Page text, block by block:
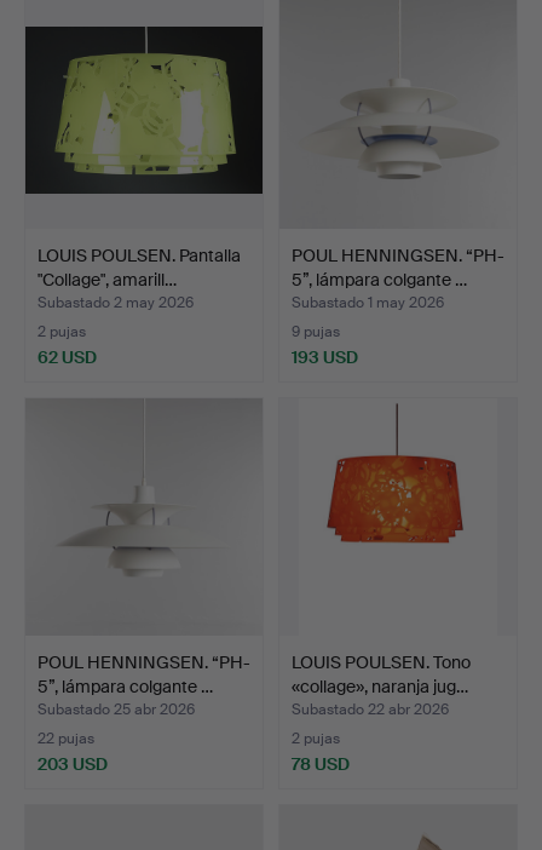
LOUIS POULSEN. Pantalla
"Collage", amarill…
Subastado 2 may 2026
2 pujas
62 USD
POUL HENNINGSEN. “PH-
5”, lámpara colgante …
Subastado 1 may 2026
9 pujas
193 USD
POUL HENNINGSEN. “PH-
5”, lámpara colgante …
Subastado 25 abr 2026
22 pujas
203 USD
LOUIS POULSEN. Tono
«collage», naranja jug…
Subastado 22 abr 2026
2 pujas
78 USD